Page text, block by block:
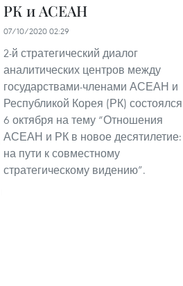
РК и АСЕАН
07/10/2020 02:29
2-й стратегический диалог
аналитических центров между
государствами-членами АСЕАН и
Республикой Корея (РК) состоялся
6 октября на тему “Отношения
АСЕАН и РК в новое десятилетие:
на пути к совместному
стратегическому видению”.